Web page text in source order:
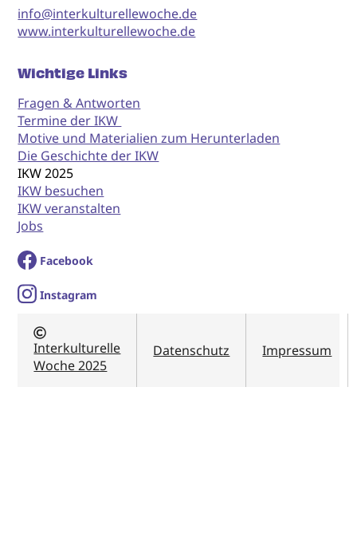
info@interkulturellewoche.de
www.interkulturellewoche.de
Wichtige Links
Fragen & Antworten
Termine der IKW
Motive und Materialien zum Herunterladen
Die Geschichte der IKW
IKW 2025
IKW besuchen
IKW veranstalten
Jobs
Facebook
Instagram
Interkulturelle
Woche 2025
Datenschutz Impressum